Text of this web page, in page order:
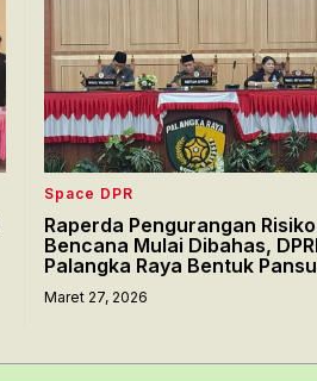
Space DPR
Raperda Pengurangan Risiko
Bencana Mulai Dibahas,
Palangka Raya Bentuk
Maret 27, 2026